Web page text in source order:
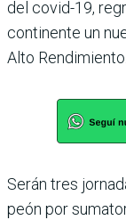
del covid-19,
continente un
Alto Rendimiento.
Serán tres
peón por